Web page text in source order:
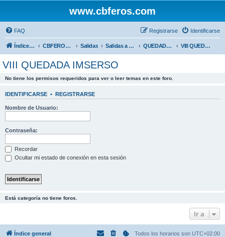
www.cbferos.com
FAQ Identificarse
Registrarse
Índice general CBFEROS.COM Salidas Salidas a nivel nacional QUEDADA IMSERSO VIII QUEDADA IMSERSO
VIII QUEDADA IMSERSO
No tiene los permisos requeridos para ver o leer temas en este foro.
IDENTIFICARSE • REGISTRARSE
Nombre de Usuario:
Contraseña:
Recordar
Ocultar mi estado de conexión en esta sesión
Está categoría no tiene foros.
Ir a
Índice general Todos los horarios son UTC+02:00